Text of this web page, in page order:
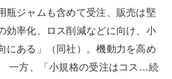
瓶ジャムも含めて受注、販売は堅
効率化、ロス削減などに向け、小
にある」（同社）。機動力を高め
一方、「小規格の受注はコス…続